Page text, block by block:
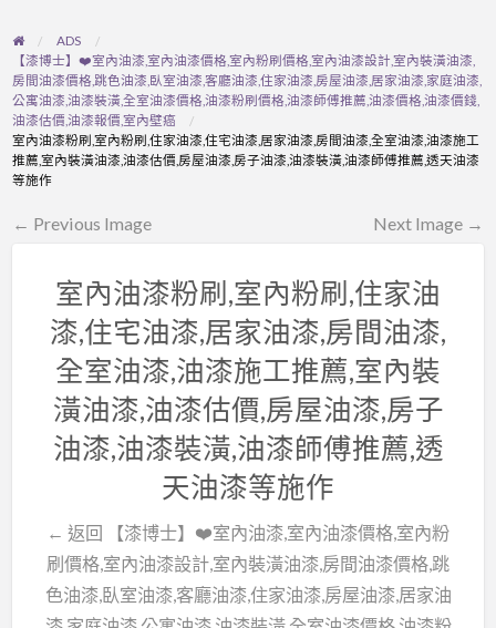
ADS
【漆博士】❤️室內油漆,室內油漆價格,室內粉刷價格,室內油漆設計,室內裝潢油漆,
房間油漆價格,跳色油漆,臥室油漆,客廳油漆,住家油漆,房屋油漆,居家油漆,家庭油漆,
公寓油漆,油漆裝潢,全室油漆價格,油漆粉刷價格,油漆師傅推薦,油漆價格,油漆價錢,
油漆估價,油漆報價,室內壁癌
室內油漆粉刷,室內粉刷,住家油漆,住宅油漆,居家油漆,房間油漆,全室油漆,油漆施工
推薦,室內裝潢油漆,油漆估價,房屋油漆,房子油漆,油漆裝潢,油漆師傅推薦,透天油漆
等施作
← Previous Image Next Image →
室內油漆粉刷,室內粉刷,住家油
漆,住宅油漆,居家油漆,房間油漆,
全室油漆,油漆施工推薦,室內裝
潢油漆,油漆估價,房屋油漆,房子
油漆,油漆裝潢,油漆師傅推薦,透
天油漆等施作
← 返回 【漆博士】❤️室內油漆,室內油漆價格,室內粉
刷價格,室內油漆設計,室內裝潢油漆,房間油漆價格,跳
色油漆,臥室油漆,客廳油漆,住家油漆,房屋油漆,居家油